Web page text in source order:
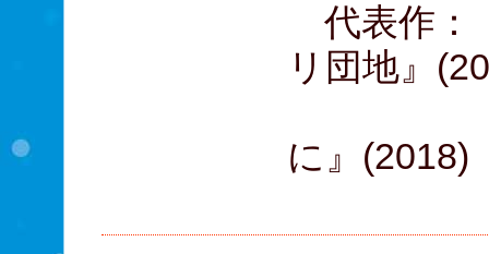
代表作：
リ団地』
に』(2018)